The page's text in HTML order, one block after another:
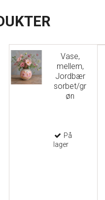
Vase,
mellem,
Jordbær
sorbet/gr
øn
På
lager